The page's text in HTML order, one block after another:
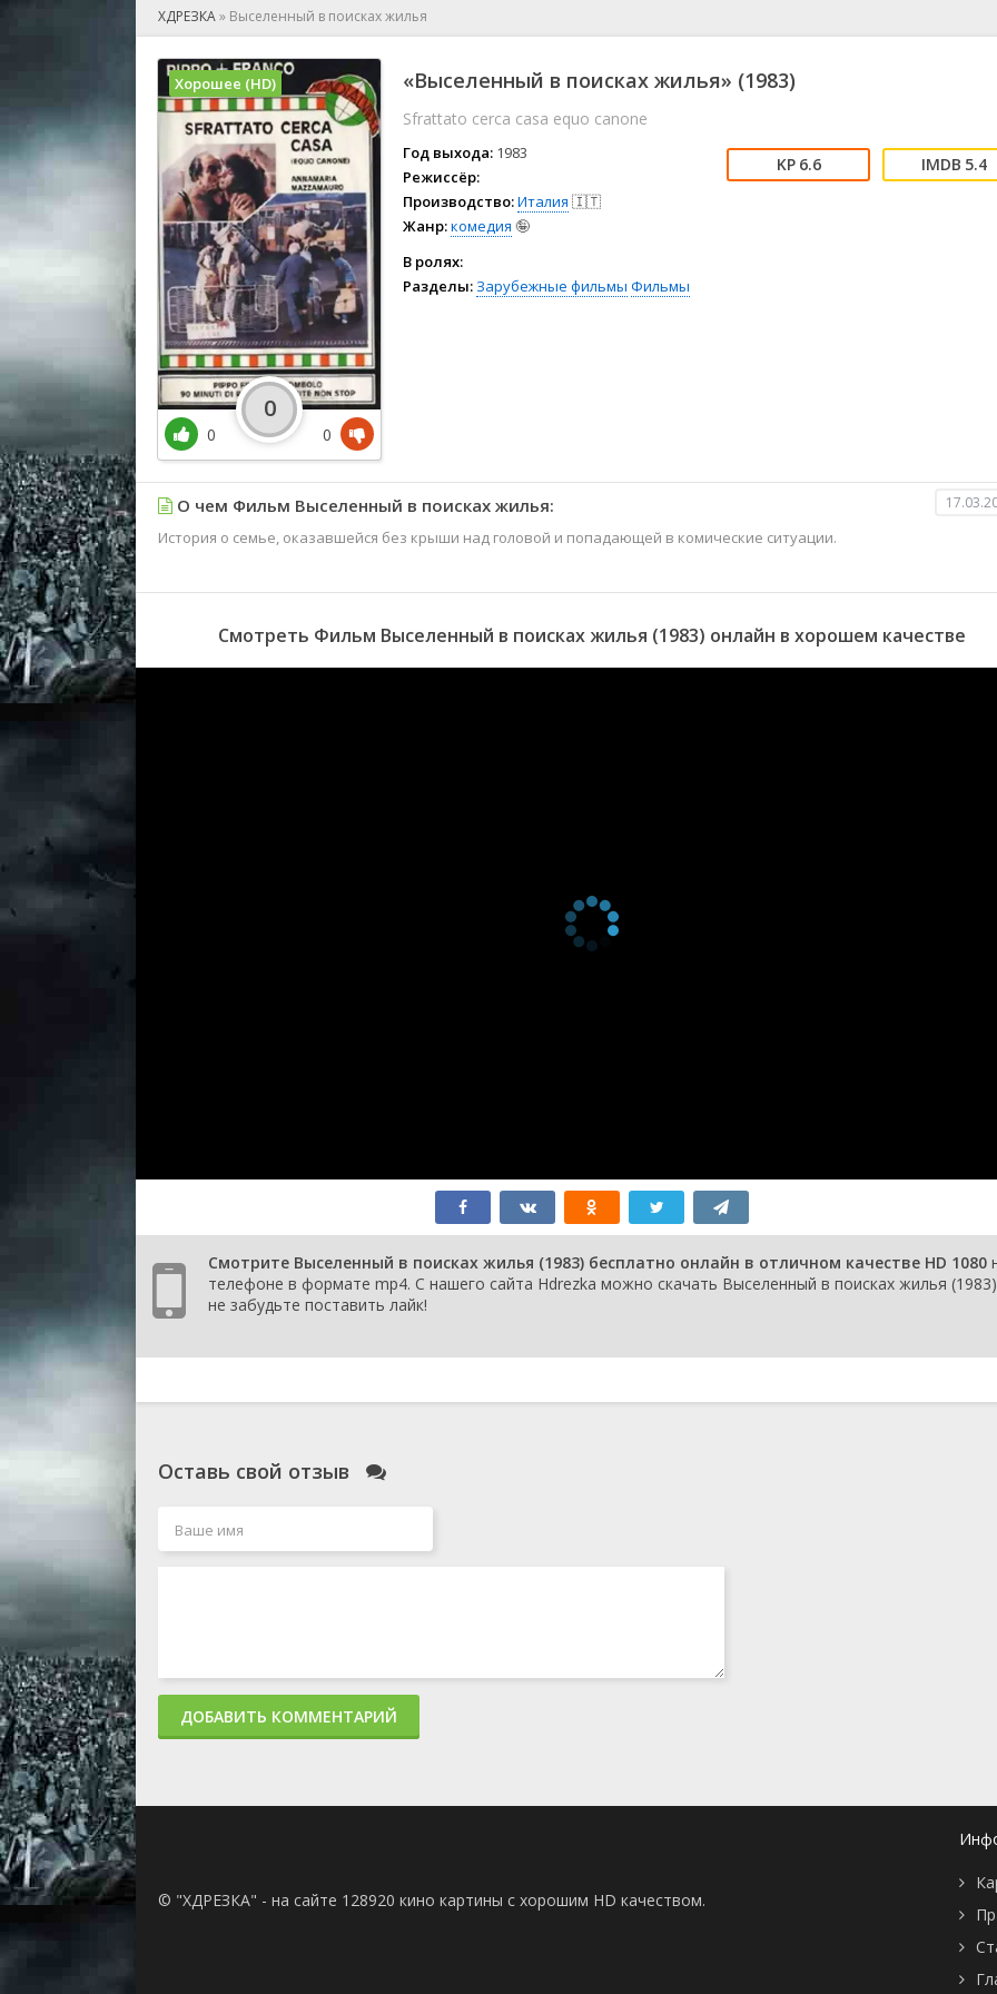
🕺 Мюзикл
👨‍💼 Новости
👨‍💻 Реальное тв
👨‍👩‍👧‍👦 Семейный
🎤 Ток-шоу
😱 Ужасы
🧙‍♀️ Фантастика
🤠 Фильм-нуар
🧝‍♂️ Фэнтези
🏅 Церемония
ХДРЕЗКА» Выселенный в поисках жилья
«Выселенный в поисках жилья» (1983)
Sfrattato cerca casa equo canone
Год выхода: 1983
Режиссёр:
Производство:Италия 🇮🇹
Жанр:комедия 🤪
6.6 5.4
В ролях:
Разделы: Зарубежные фильмы Фильмы
Хорошее (HD)
0
0
0
О чем Фильм Выселенный в поисках жилья:
История о семье, оказавшейся без крыши над головой и попадающей в комические ситуации.
Смотреть Фильм Выселенный в поисках жилья (1983) онлайн в хорошем качестве
Смотрите Выселенный в поисках жилья (1983) бесплатно онлайн в отличном качестве HD 1080
телефоне в формате mp4. С нашего сайта Hdrezka можно скачать Выселенный в поисках жилья
не забудьте поставить лайк!
Оставь свой отзыв
ДОБАВИТЬ КОММЕНТАРИЙ
© "ХДРЕЗКА" - на сайте 128920 кино картины с хорошим HD качеством.